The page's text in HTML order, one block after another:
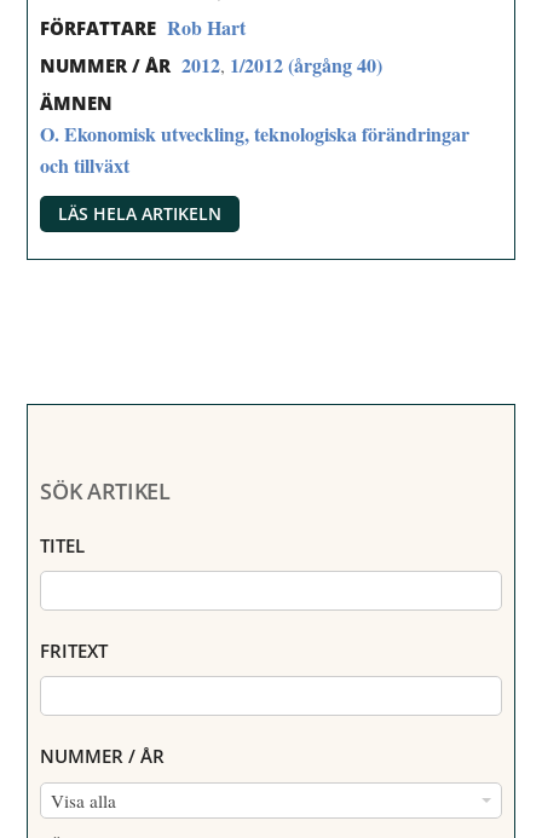
FÖRFATTARE Rob Hart
NUMMER / ÅR 2012, 1/2012 (årgång 40)
ÄMNEN
O. Ekonomisk utveckling, teknologiska förändringar
och tillväxt
LÄS HELA ARTIKELN
SÖK ARTIKEL
TITEL
FRITEXT
NUMMER / ÅR
Visa alla
N